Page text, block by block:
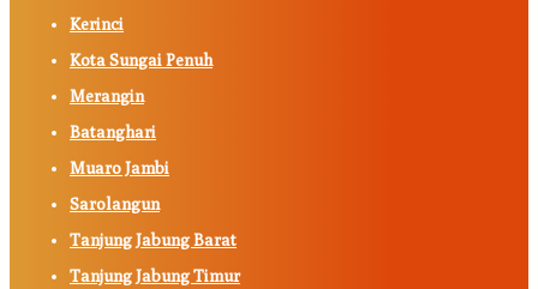
Kerinci
Kota Sungai Penuh
Merangin
Batanghari
Muaro Jambi
Sarolangun
Tanjung Jabung Barat
Tanjung Jabung Timur